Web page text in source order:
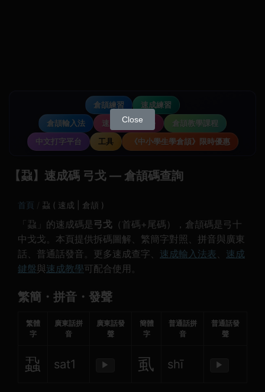
倉頡練習
速成練習
倉頡輸入法
速成輸入法教學
倉頡教學課程
中文打字平台
工具 《中小學生學倉頡》限時優惠
【蝨】速成碼 弓戈 — 倉頡碼查詢
首頁 蝨 ( 速成 | 倉頡 )
「蝨」的速成碼是 弓戈 （首碼+尾碼），倉頡碼是弓十
中戈戈。本頁提供拆碼圖解、繁簡字對照、拼音與廣東
話、普通話發音。更多速成查字、 速成輸入法表、 速成
鍵盤與速成教學可配合使用。
繁簡・拼音・發聲
繁體
字
廣東話拼
音
廣東話發
聲
簡體
字
普通話拼
音
普通話發
聲
蝨 sat1 ▶ 虱 shī ▶
Close